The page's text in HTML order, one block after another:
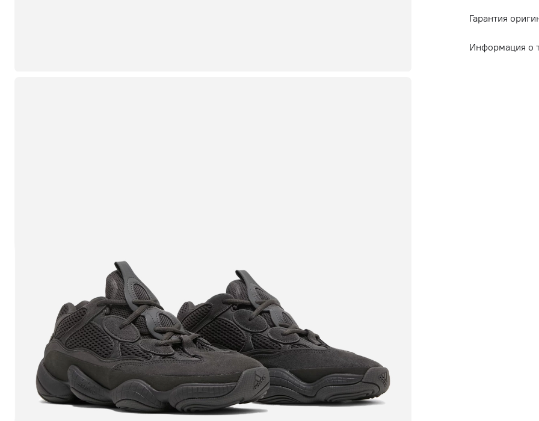
Гарантия
Информация о